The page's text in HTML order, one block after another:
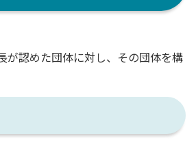
が認めた団体に対し、その団体を構